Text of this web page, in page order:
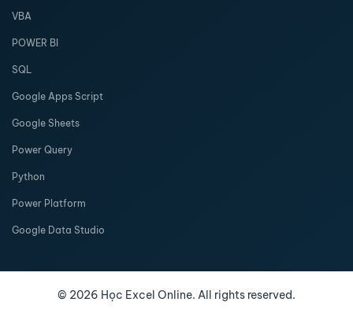
VBA
POWER BI
SQL
Google Apps Script
Google Sheets
Power Query
Python
Power Platform
Google Data Studio
© 2026 Học Excel Online. All rights reserved.